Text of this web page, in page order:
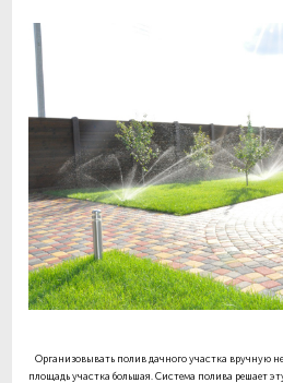
Организовывать полив дачного участка вручную
площадь участка большая. Система полива решает